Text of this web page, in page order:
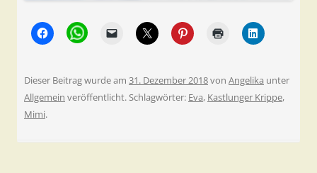
Dieser Beitrag wurde am 31. Dezember 2018von Angelika unter
Allgemein veröffentlicht. Schlagwörter: Eva, Kastlunger Krippe,
Mimi.